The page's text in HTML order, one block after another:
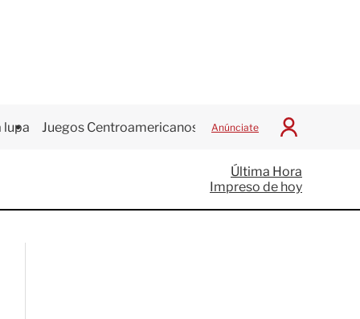
lupa Juegos Centroamericanos Anúnciate
I
c
i
a
Última Hora
Impreso de hoy